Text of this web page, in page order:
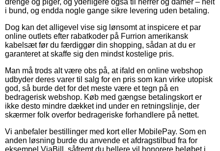
i bund, og endda nogle gange sikre levering uden betaling.
Dog kan det alligevel vise sig lønsomt at inspicere et par
online outlets efter rabatkoder på Furrion amerikansk
kabelsæt før du færdiggør din shopping, sådan at du er
garanteret at skaffe sig den mindst kostelige pris.
Man må trods alt være obs på, at ifald en online webshop
udbyder deres varer til salg for en pris som kan virke utopisk
god, så burde det for det meste være et tegn på en
bedragerisk webshop. Køb med gængse betalingskort er
ikke desto mindre dækket ind under en retningslinje, der
skærmer folk overfor bedrageriske forhandlere på nettet.
Vi anbefaler bestillinger med kort eller MobilePay. Som en
anden løsning burde du anvende et afdragstilbud fra for
eksempel ViaBill, såfremt du hellere vil honorere beløbet i